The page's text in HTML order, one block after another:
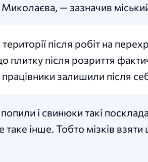
Миколаєва, — зазначив
після робіт на
плитку після розриття
залишили після
і свинюки такі
інше. Тобто мізків взяти